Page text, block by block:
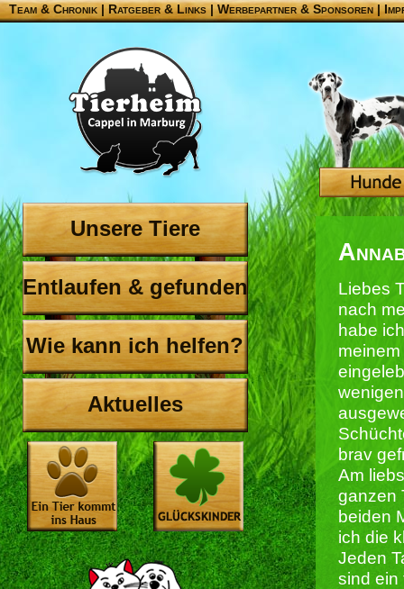
Team & Chronik |Ratgeber & Links|Werbepartner & Sponsoren|
Unsere Tiere
Entlaufen & gefunden
Wie kann ich helfen?
Aktuelles
Liebes
nach
habe
brav
Am
ganzen
beiden
ich die
Jeden
sind ein